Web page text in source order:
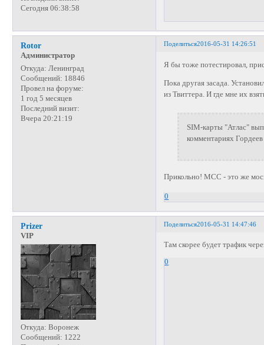
Сегодня 06:38:58
Поделиться2016-05-31 14:26:51
Rotor
Администратор
Откуда: Ленинград
Сообщений: 18846
Провел на форуме:
1 год 5 месяцев
Последний визит:
Вчера 20:21:19
Я бы тоже потестировал,
Пока другая засада.
из Твиттера. И где мне их
SIM-карты "Атлас"
комментариях Гордеев
Прикольно! МСС - это же
0
Поделиться2016-05-31 14:47:46
Prizer
VIP
Откуда: Воронеж
Сообщений: 1222
Там скорее будет трафик
0